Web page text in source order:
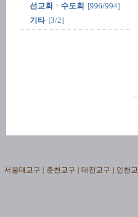
선교회ㆍ수도회 [996/994]
기타 [3/2]
서울대교구 춘천교구 대전교구 인천